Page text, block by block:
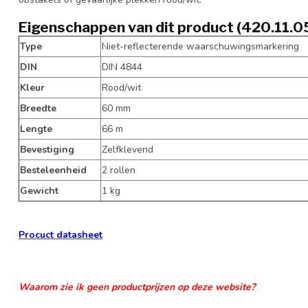
Eigenschappen van dit product
Type
Niet-reflecterende waarschuwingsmarkering
DIN
DIN 4844
Kleur
Rood/wit
Breedte
60 mm
Lengte
66 m
Bevestiging
Zelfklevend
Besteleenheid
2 rollen
Gewicht
1 kg
Procuct datasheet
Waarom zie ik geen productprijzen op deze website?